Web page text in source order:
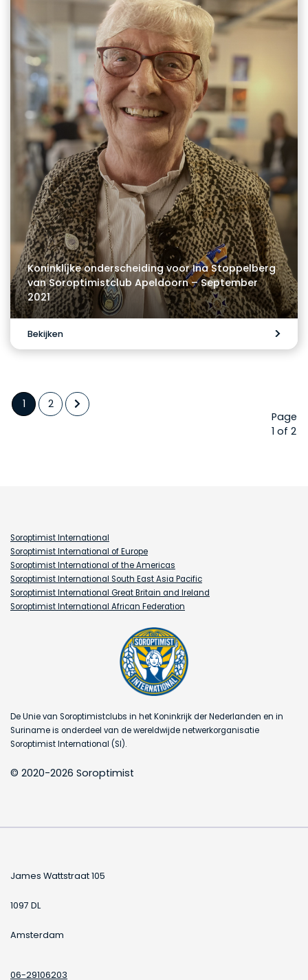
Koninklijke onderscheiding voor Ina Stoppelberg
van Soroptimistclub Apeldoorn – September
2021
Bekijken
Page
1 of 2
1 2
Soroptimist International
Soroptimist International of Europe
Soroptimist International of the Americas
Soroptimist International South East Asia Pacific
Soroptimist International Great Britain and Ireland
Soroptimist International African Federation
De Unie van Soroptimistclubs in het Koninkrijk der Nederlanden en in
Suriname is onderdeel van de wereldwijde netwerkorganisatie
Soroptimist International (SI).
© 2020-2026 Soroptimist
James Wattstraat 105
1097 DL
Amsterdam
06-29106203